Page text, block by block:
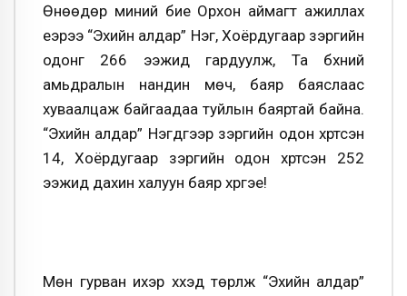
Өнөөдөр миний бие Орхон аймагт ажиллах
үеэрээ “Эхийн алдар” Нэг, Хоёрдугаар зэргийн
одонг 266 ээжид гардуулж, Та бүхний
амьдралын нандин мөч, баяр баяслаас
хуваалцаж байгаадаа туйлын баяртай байна.
“Эхийн алдар” Нэгдүгээр зэргийн одон хүртсэн
14, Хоёрдугаар зэргийн одон хүртсэн 252
ээжид дахин халуун баяр хүргэе!
Мөн гурван ихэр хүүхэд төрүүлж “Эхийн алдар”